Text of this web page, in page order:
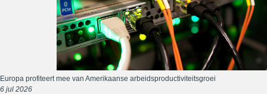
Europa profiteert mee van Amerikaanse arbeidsproductiviteitsgroei
6 jul 2026